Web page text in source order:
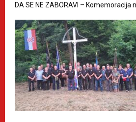
DA SE NE ZABORAVI – Komemoracija